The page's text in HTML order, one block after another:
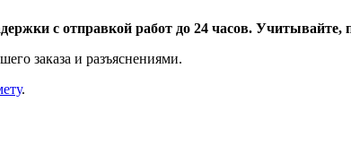
с отправкой работ до 24 часов. Учитывайте,
заказа и разъяснениями.
.